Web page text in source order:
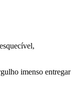
imenso entregar